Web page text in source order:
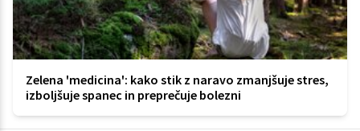
Zelena 'medicina': kako stik z naravo zmanjšuje stres,
izboljšuje spanec in preprečuje bolezni